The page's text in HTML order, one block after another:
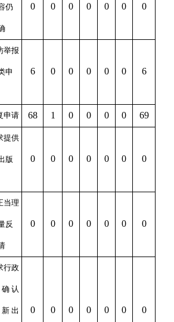
仍 0 0 0 0 0 0 0
举报
申 6 0 0 0 0 0 6
申请 68 1 0 0 0 0 69
提供
版 0 0 0 0 0 0 0
当理
反 0 0 0 0 0 0 0
行政
认
出 0 0 0 0 0 0 0